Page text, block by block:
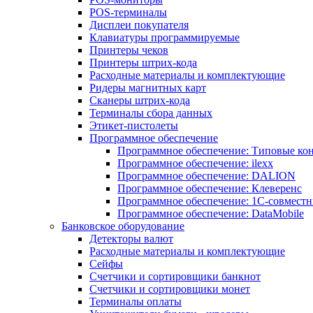
POS-терминалы
Дисплеи покупателя
Клавиатуры программируемые
Принтеры чеков
Принтеры штрих-кода
Расходные материалы и комплектующие
Ридеры магнитных карт
Сканеры штрих-кода
Терминалы сбора данных
Этикет-пистолеты
Программное обеспечение
Программное обеспечение: Типовые
Программное обеспечение: ilexx
Программное обеспечение: DALION
Программное обеспечение: Клеверенс
Программное обеспечение: 1С-
Программное обеспечение: DataMobile
Банковское оборудование
Детекторы валют
Расходные материалы и комплектующие
Сейфы
Счетчики и сортировщики банкнот
Счетчики и сортировщики монет
Терминалы оплаты